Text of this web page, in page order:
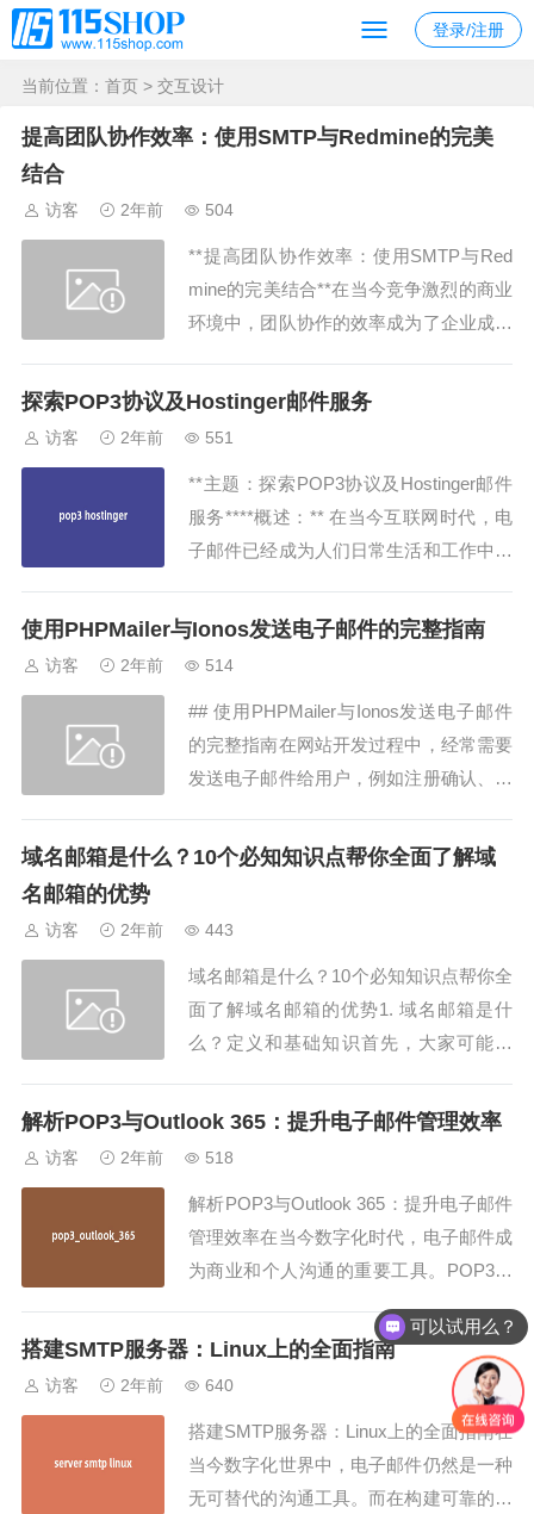
登录/注册
当前位置： 首页 > 交互设计
提高团队协作效率：使用SMTP与Redmine的完美
结合
访客 2年前 504
**提高团队协作效率：使用SMTP与Red
mine的完美结合**在当今竞争激烈的商业
环境中，团队协作的效率成为了企业成功
的过程中，使用SMTP与Redmine的结合
ne相结合，以优化团队...
探索POP3协议及Hostinger邮件服务
访客 2年前 551
**主题：探索POP3协议及Hostinger邮件
服务****概述：** 在当今互联网时代，电
子邮件已经成为人们日常生活和工作中不
常用的协议之一，POP3（邮局协议3）
理以及Hostinger...
使用PHPMailer与Ionos发送电子邮件的完整指南
访客 2年前 514
## 使用PHPMailer与Ionos发送电子邮件
的完整指南在网站开发过程中，经常需要
发送电子邮件给用户，例如注册确认、密
且易于使用的PHP电子邮件发送类库，而
域名邮箱是什么？10个必知知识点帮你全面了解域
名邮箱的优势
访客 2年前 443
域名邮箱是什么？10个必知知识点帮你全
面了解域名邮箱的优势1. 域名邮箱是什
么？定义和基础知识首先，大家可能会
箱是指使用自定义域名（如example.co
同，域名邮箱是什么呢？就是通过购买...
解析POP3与Outlook 365：提升电子邮件管理效率
访客 2年前 518
解析POP3与Outlook 365：提升电子邮件
管理效率在当今数字化时代，电子邮件成
为商业和个人沟通的重要工具。POP3和
方式，它们各自有着独特的特点和优势。
本文将深入探讨这两种技术，并就其功
能、用途以及适用场景进行详细介绍。P
OP3：了解简单、高效的...
搭建SMTP服务器：Linux上的全面指南
访客 2年前 640
搭建SMTP服务器：Linux上的全面指南在
当今数字化世界中，电子邮件仍然是一种
无可替代的沟通工具。而在构建可靠的邮
可以试用么？